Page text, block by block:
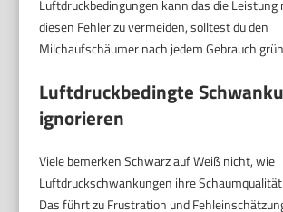
Luftdruckbedingungen kann das die Leistung
diesen Fehler zu vermeiden, solltest du den
Milchaufschäumer nach jedem Gebrauch
Luftdruckbedingte
ignorieren
Viele bemerken Schwarz auf Weiß nicht, wie
Luftdruckschwankungen ihre
Das führt zu Frustration und